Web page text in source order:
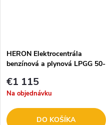
HERON Elektrocentrála
benzínová a plynová LPGG 50-
€1 115
Na objednávku
DO KOŠÍKA